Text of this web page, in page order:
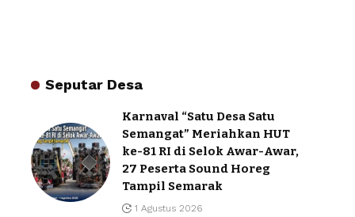
Seputar Desa
Karnaval “Satu Desa Satu
Semangat” Meriahkan HUT
ke-81 RI di Selok Awar-Awar,
27 Peserta Sound Horeg
Tampil Semarak
1 Agustus 2026